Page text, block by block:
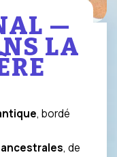
—
LA
, bordé
, de